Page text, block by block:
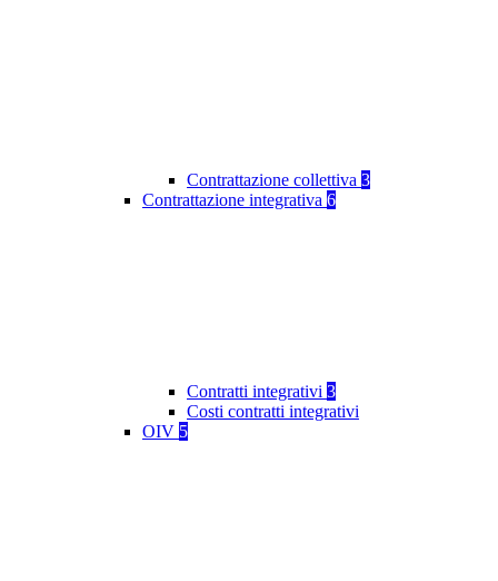
Contrattazione collettiva 3
Contrattazione integrativa 6
Contratti integrativi 3
Costi contratti integrativi
OIV 5